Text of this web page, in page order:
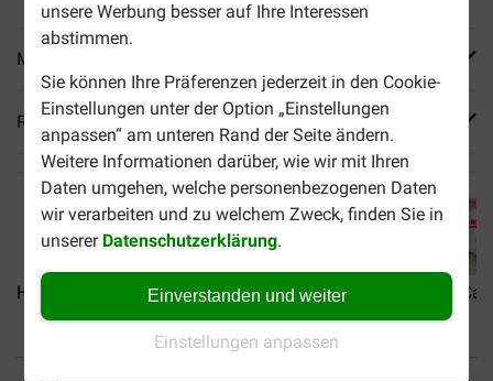
unsere Werbung besser auf Ihre Interessen
abstimmen.
Sie können Ihre Präferenzen jederzeit in den Cookie-
Einstellungen unter der Option „Einstellungen
anpassen“ am unteren Rand der Seite ändern.
Weitere Informationen darüber, wie wir mit Ihren
Daten umgehen, welche personenbezogenen Daten
wir verarbeiten und zu welchem Zweck, finden Sie in
unserer Datenschutzerklärung.
Einverstanden und weiter
Einstellungen anpassen
Mehr Produktinfos
Reviews
HobbyFirst Feline Kitten... Royal Canin Kitten... Royal